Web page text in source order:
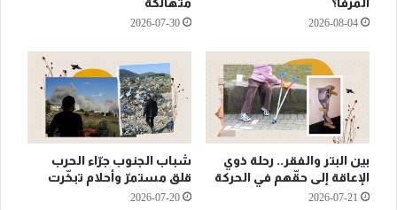
2026-08-04
2026-07-30
بين البتر والفقر.. رحلة ذوي
الإعاقة إلى حقّهم في الحركة
2026-07-21
شباب الجنوب جرّاء الحرب
قلق مستمرّ وأحلام تبخّرت
2026-07-20